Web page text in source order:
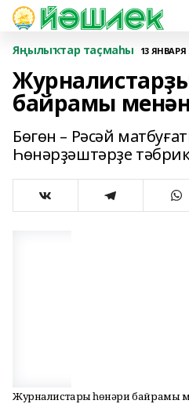
Яңылыҡтар таҫмаһы 13 ЯНВАРЯ
байрамы
Бөгөн – Рәсәй
Һөнәрҙәштәрҙе
Журналистарҙы һөнәри байрамы